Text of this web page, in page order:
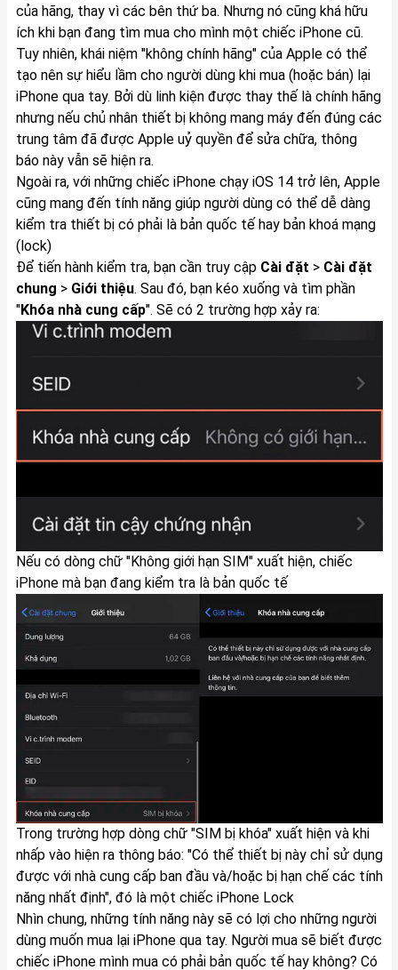
của hãng, thay vì các bên thứ ba. Nhưng nó cũng khá hữu
ích khi bạn đang tìm mua cho mình một chiếc iPhone cũ.
Tuy nhiên, khái niệm "không chính hãng" của Apple có thể
tạo nên sự hiểu lầm cho người dùng khi mua (hoặc bán) lại
iPhone qua tay. Bởi dù linh kiện được thay thế là chính hãng
nhưng nếu chủ nhân thiết bị không mang máy đến đúng các
trung tâm đã được Apple uỷ quyền để sửa chữa, thông
báo này vẫn sẽ hiện ra.
Ngoài ra, với những chiếc iPhone chạy iOS 14 trở lên, Apple
cũng mang đến tính năng giúp người dùng có thể dễ dàng
kiểm tra thiết bị có phải là bản quốc tế hay bản khoá mạng
(lock)
Để tiến hành kiểm tra, bạn cần truy cập Cài đặt > Cài đặt
chung > Giới thiệu. Sau đó, bạn kéo xuống và tìm phần
"Khóa nhà cung cấp". Sẽ có 2 trường hợp xảy ra:
Nếu có dòng chữ "Không giới hạn SIM" xuất hiện, chiếc
iPhone mà bạn đang kiểm tra là bản quốc tế
Trong trường hợp dòng chữ "SIM bị khóa" xuất hiện và khi
nhấp vào hiện ra thông báo: "Có thể thiết bị này chỉ sử dụng
được với nhà cung cấp ban đầu và/hoặc bị hạn chế các tính
năng nhất định", đó là một chiếc iPhone Lock
Nhìn chung, những tính năng này sẽ có lợi cho những người
dùng muốn mua lại iPhone qua tay. Người mua sẽ biết được
chiếc iPhone mình mua có phải bản quốc tế hay không? Có